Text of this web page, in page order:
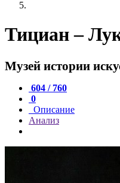
Тициан –
Музей истории
604 / 760
0
Описание
Анализ